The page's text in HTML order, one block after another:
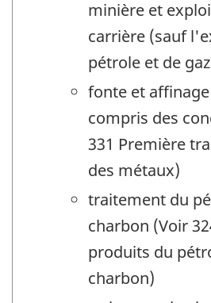
minière et
carrière (sauf
pétrole et de
fonte et
compris des
331 Première
des métaux)
traitement du
charbon (Voir
produits du
charbon)